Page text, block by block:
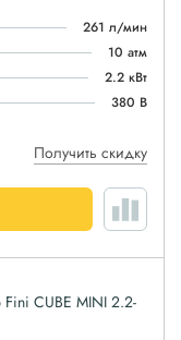
261 л/мин
10 атм
2.2 кВт
380 В
Получить скидку
CUBE MINI 2.2-